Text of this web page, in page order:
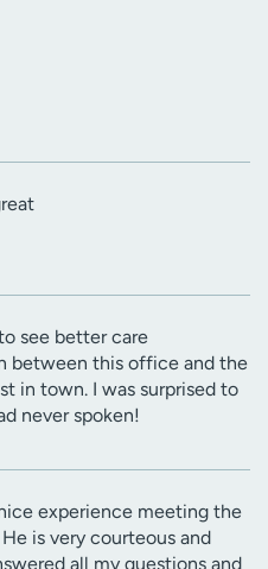
see better care
between this office and the
in town. I was surprised to
never spoken!
experience meeting the
is very courteous and
all my questions and